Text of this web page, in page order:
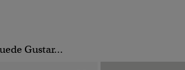
Gustar...